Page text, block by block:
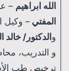
الله ابراهيم –
المفتي – وكيل
و الدكتور/
و التدريب،
ترخيص طب